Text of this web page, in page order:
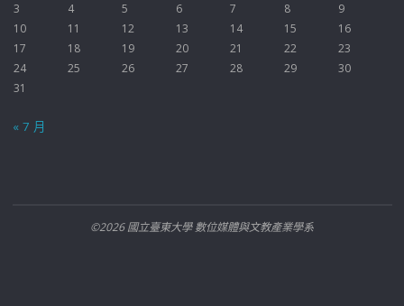
3
4 5 6 7 8
9
10
11 12 13 14 15
16
17
18 19 20 21 22
23
24
25 26 27 28 29
30
31
« 7 月
©2026 國立臺東大學 數位媒體與文教產業學系